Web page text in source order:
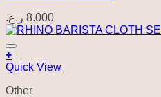
8.000 ر.ع.
+
Quick View
Other